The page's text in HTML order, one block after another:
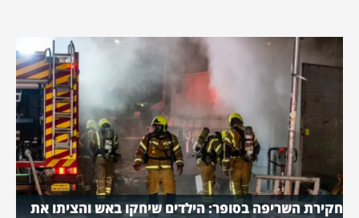
חקירת השריפה בסופר: הילדים שיחקו באש והציתו את